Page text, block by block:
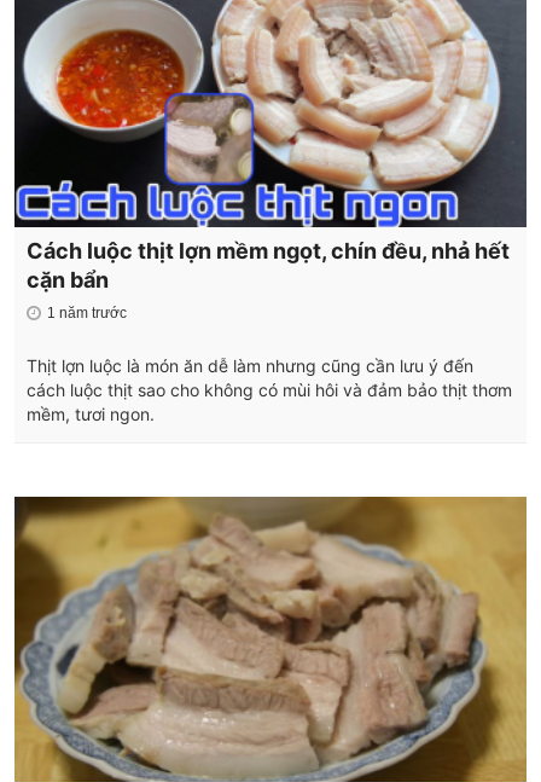
Cách luộc thịt lợn mềm ngọt, chín đều, nhả hết
cặn bẩn
1 năm trước
Thịt lợn luộc là món ăn dễ làm nhưng cũng cần lưu ý đến
cách luộc thịt sao cho không có mùi hôi và đảm bảo thịt thơm
mềm, tươi ngon.